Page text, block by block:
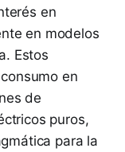
en
en modelos
Estos
en
de
puros,
para la